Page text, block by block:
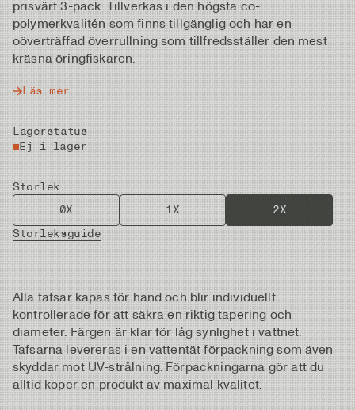
prisvärt 3-pack. Tillverkas i den högsta co-
polymerkvalitén som finns tillgänglig och har en
oöverträffad överrullning som tillfredsställer den mest
kräsna öringfiskaren.
Läs mer
Lagerstatus
Ej i lager
Storlek
0X
1X
2X
Storleksguide
Alla tafsar kapas för hand och blir individuellt
kontrollerade för att säkra en riktig tapering och
diameter. Färgen är klar för låg synlighet i vattnet.
Tafsarna levereras i en vattentät förpackning som även
skyddar mot UV-strålning. Förpackningarna gör att du
alltid köper en produkt av maximal kvalitet.